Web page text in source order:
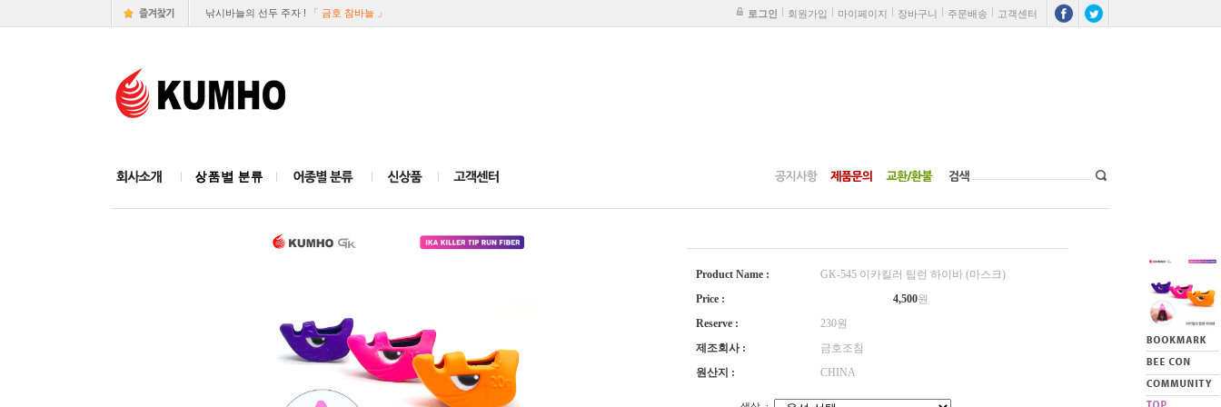
낚시바늘의 선두 주자 ! 「 금호 참바늘 」 로그인 회원가입 마이페이지 장바구니 주문배송 고객센터
Product Name :
GK-545 이카킬러 팁런 하이바 (마스크)
Price :
4,500원
Reserve :
230원
제조회사 :
금호조침
원산지 :
CHINA